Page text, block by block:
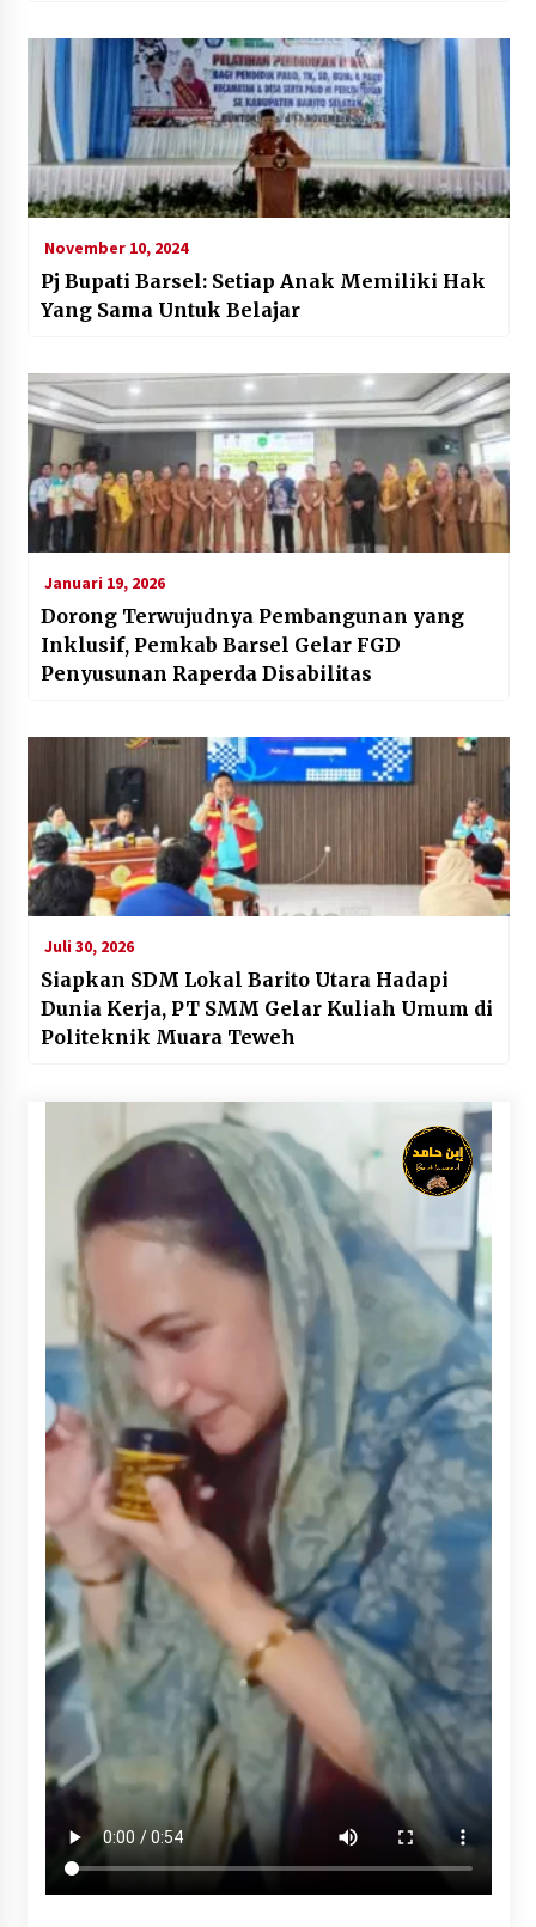
November 10, 2024
Pj Bupati Barsel: Setiap Anak Memiliki Hak
Yang Sama Untuk Belajar
Januari 19, 2026
Dorong Terwujudnya Pembangunan yang
Inklusif, Pemkab Barsel Gelar FGD
Penyusunan Raperda Disabilitas
Juli 30, 2026
Siapkan SDM Lokal Barito Utara Hadapi
Dunia Kerja, PT SMM Gelar Kuliah Umum di
Politeknik Muara Teweh